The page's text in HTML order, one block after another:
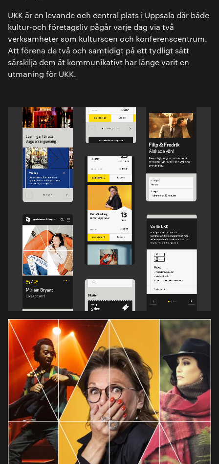
UKK är en levande och central plats i Uppsala där både
kultur-och företagsliv pågår varje dag via två
verksamheter som kulturscen och konferenscentrum.
Att förena de två och samtidigt på ett tydligt sätt
särskilja dem åt kommunikativt har länge varit en
utmaning för UKK.